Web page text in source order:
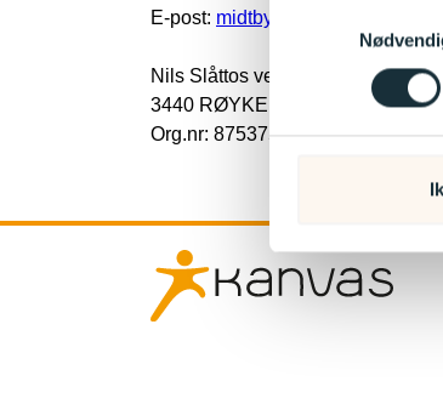
E-post: midtbygda@kanvas.no
Nils Slåttos vei 5
3440 RØYKEN
Org.nr: 875375822